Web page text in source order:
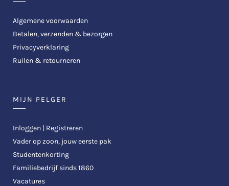
Algemene voorwaarden
Betalen, verzenden & bezorgen
Privacyverklaring
Ruilen & retourneren
MIJN PELGER
Inloggen | Registreren
Vader op zoon, jouw eerste pak
Studentenkorting
Familiebedrijf sinds 1860
Vacatures